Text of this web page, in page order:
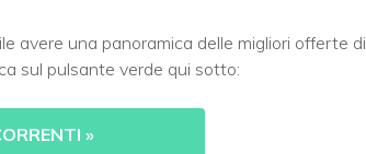
avere una panoramica delle migliori offerte di
sul pulsante verde qui sotto:
»